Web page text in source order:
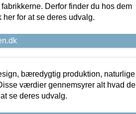
Derfor finder du hos dem
for at se deres udvalg.
bæredygtig produktion, naturlige
værdier gennemsyrer alt hvad de
se deres udvalg.